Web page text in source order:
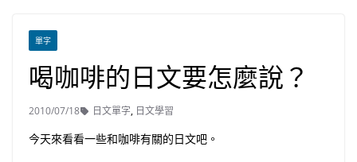
單字
喝咖啡的日文要怎麼說？
2010/07/18 日文單字, 日文學習
今天來看看一些和咖啡有關的日文吧。